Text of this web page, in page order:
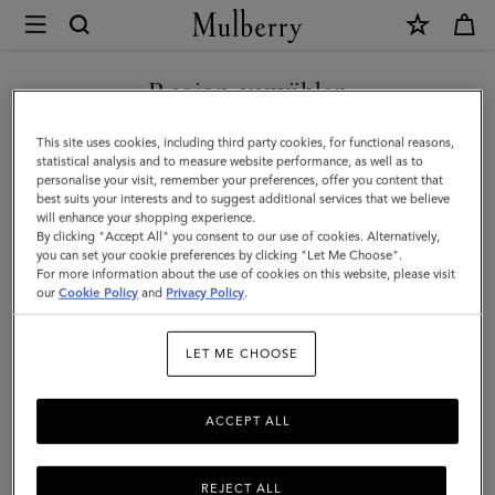
Mulberry
Mittelgroßes
Darley
Portemonnaie
|
Feine,
klassische
Narbung
Taupe
Region auswählen
Sie befinden sich auf unserer Seite für Deutschland, aber wir
haben festgestellt, dass Sie hier sind: Vereinigte Staaten.
SEITE FÜR VEREINIGTE
STAATEN BESUCHEN
AUF FOLGENDER WEBSEITE
FORTFAHREN:
DEUTSCHLAND
This site uses cookies, including third party cookies, for functional reasons,
statistical analysis and to measure website performance, as well as to
personalise your visit, remember your preferences, offer you content that
best suits your interests and to suggest additional services that we believe
will enhance your shopping experience.
By clicking "Accept All" you consent to our use of cookies. Alternatively,
you can set your cookie preferences by clicking "Let Me Choose".
For more information about the use of cookies on this website, please visit
ourCookie Policy and Privacy Policy.
LET ME CHOOSE
REJECT ALL
ACCEPT ALL